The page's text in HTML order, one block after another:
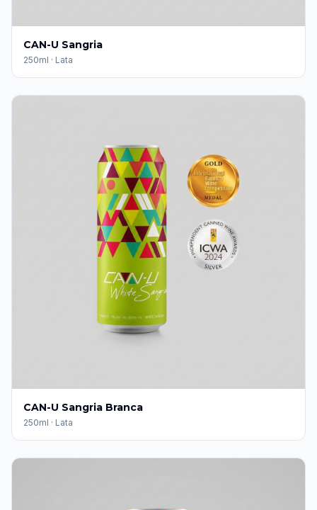
CAN-U Sangria
250ml · Lata
CAN-U Sangria Branca
250ml · Lata